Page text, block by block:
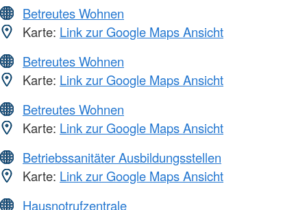
Betreutes Wohnen
Karte: Link zur Google Maps Ansicht
Betreutes Wohnen
Karte: Link zur Google Maps Ansicht
Betreutes Wohnen
Karte: Link zur Google Maps Ansicht
Betriebssanitäter Ausbildungsstellen
Karte: Link zur Google Maps Ansicht
Hausnotrufzentrale